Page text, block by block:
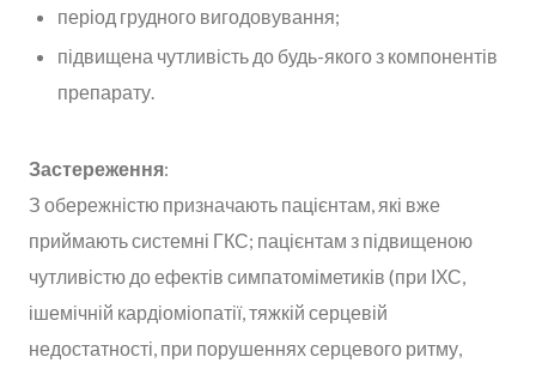
період грудного вигодовування;
підвищена чутливість до будь-якого з компонентів
препарату.
Застереження:
З обережністю призначають пацієнтам, які вже
приймають системні ГКС; пацієнтам з підвищеною
чутливістю до ефектів симпатоміметиків (при ІХС,
ішемічній кардіоміопатії, тяжкій серцевій
недостатності, при порушеннях серцевого ритму,